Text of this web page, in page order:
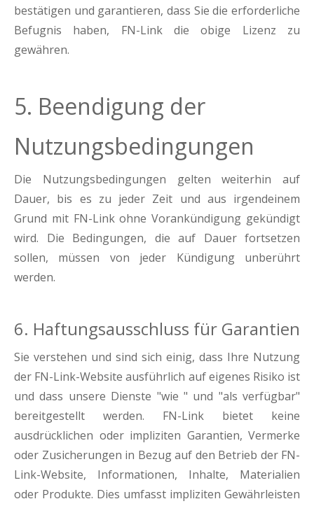
bestätigen und garantieren, dass Sie die erforderliche
Befugnis haben, FN-Link die obige Lizenz zu
gewähren.
5. Beendigung der
Nutzungsbedingungen
Die Nutzungsbedingungen gelten weiterhin auf
Dauer, bis es zu jeder Zeit und aus irgendeinem
Grund mit FN-Link ohne Vorankündigung gekündigt
wird. Die Bedingungen, die auf Dauer fortsetzen
sollen, müssen von jeder Kündigung unberührt
werden.
6. Haftungsausschluss für Garantien
Sie verstehen und sind sich einig, dass Ihre Nutzung
der FN-Link-Website ausführlich auf eigenes Risiko ist
und dass unsere Dienste "wie " und "als verfügbar"
bereitgestellt werden. FN-Link bietet keine
ausdrücklichen oder impliziten Garantien, Vermerke
oder Zusicherungen in Bezug auf den Betrieb der FN-
Link-Website, Informationen, Inhalte, Materialien
oder Produkte. Dies umfasst impliziten Gewährleisten